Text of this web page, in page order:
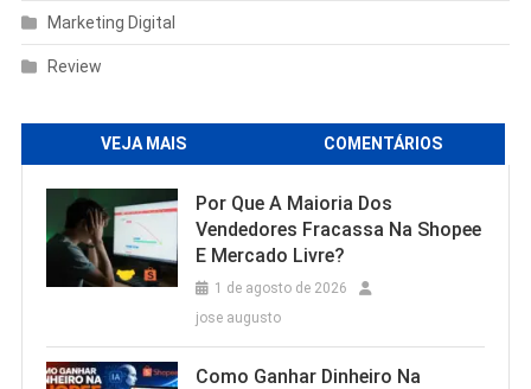
Marketing Digital
Review
VEJA MAIS COMENTÁRIOS
Por Que A Maioria Dos
Vendedores Fracassa Na Shopee
E Mercado Livre?
1 de agosto de 2026
jose augusto
Como Ganhar Dinheiro Na